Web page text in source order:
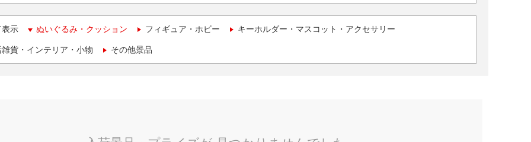
表示 ぬいぐるみ・クッション フィギュア・ホビー キーホルダー・マスコット・アクセサリー
貨・インテリア・小物 その他景品